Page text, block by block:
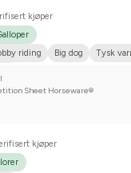
kjøper
riding Big dog
Tysk
Sheet Horseware®
kjøper